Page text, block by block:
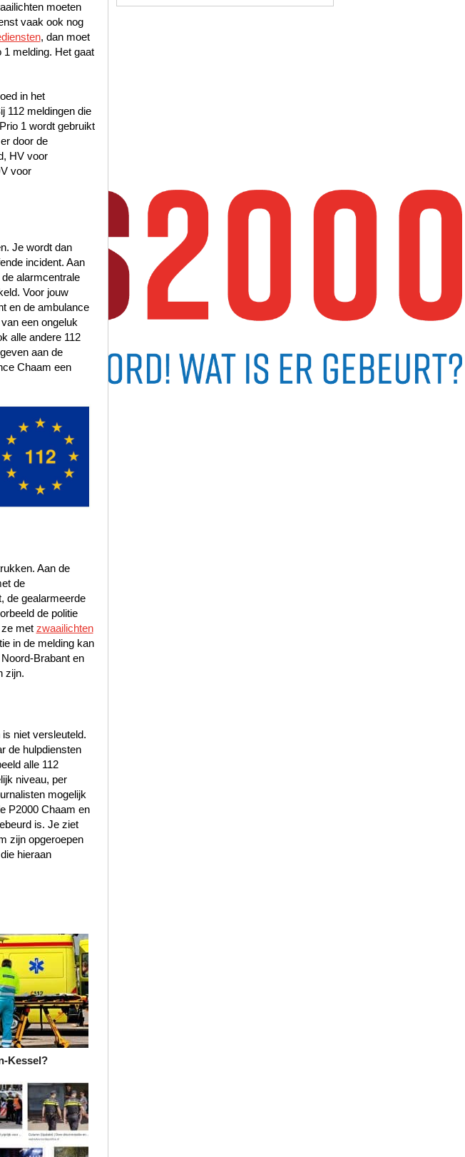
moeten
vaak ook nog
, dan moet
1 melding. Het gaat
in het
112 meldingen die
1 wordt gebruikt
door de
HV voor
voor
Je wordt dan
incident. Aan
alarmcentrale
Voor jouw
en de ambulance
een ongeluk
alle andere 112
aan de
Chaam een
Aan de
de
de gealarmeerde
de politie
met zwaailichten
in de melding kan
Brabant en
zijn.
niet versleuteld.
de hulpdiensten
alle 112
niveau, per
mogelijk
P2000 Chaam en
is. Je ziet
zijn opgeroepen
hieraan
Kessel?